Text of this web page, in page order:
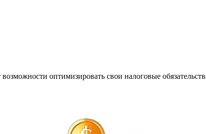
оптимизировать свои налоговые